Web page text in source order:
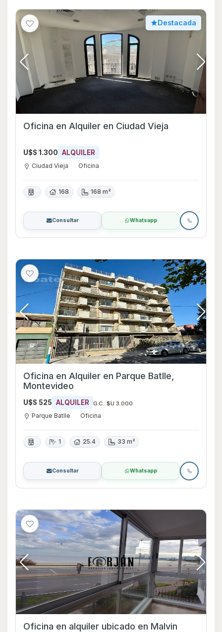
Destacada
Oficina en Alquiler en Ciudad Vieja
U$S 1.300 ALQUILER
Ciudad Vieja Oficina
168 168 m²
Consultar Whatsapp
Oficina en Alquiler en Parque Batlle,
Montevideo
U$S 525 ALQUILER G.C. $U 3.000
Parque Batlle Oficina
1 25.4 33 m²
Consultar Whatsapp
Oficina en alquiler ubicado en Malvin